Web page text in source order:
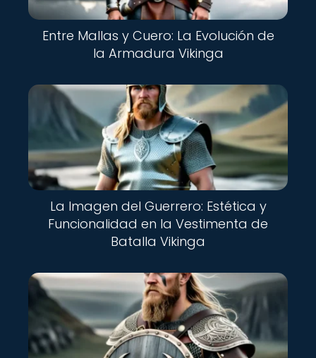
Entre Mallas y Cuero: La Evolución de
la Armadura Vikinga
La Imagen del Guerrero: Estética y
Funcionalidad en la Vestimenta de
Batalla Vikinga